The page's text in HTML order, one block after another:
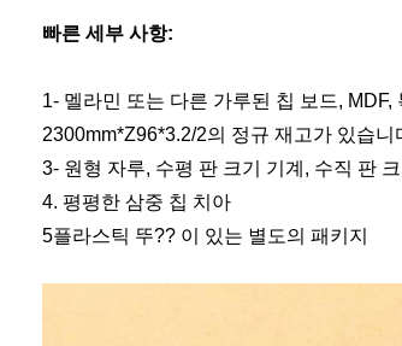
빠른 세부 사항:
1- 멜라민 또는 다른 가루된 칩 보드, MDF,
2300mm*Z96*3.2/2의 정규 재고가 있습니
3- 원형 자루, 수평 판 크기 기계, 수직 판 크
4. 평평한 삼중 칩 치아
5플라스틱 뚜?? 이 있는 별도의 패키지